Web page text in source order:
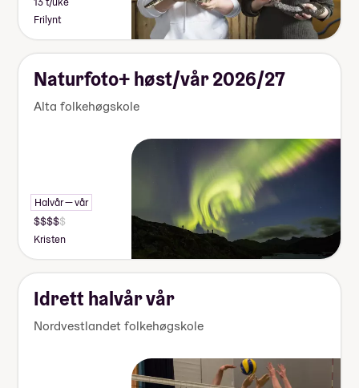
Frilynt
Naturfoto+ høst/vår 2026/27
Alta folkehøgskole
Halvår — vår
Kristen
Idrett halvår vår
Nordvestlandet folkehøgskole